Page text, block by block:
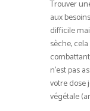
Trouver
aux
difficile
sèche,
n’est pas
votre dose
végétale